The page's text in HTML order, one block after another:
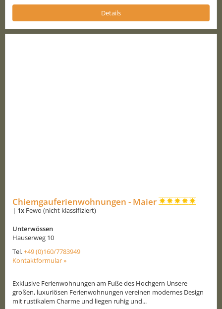
Details
Chiemgauferienwohnungen - Maier
| 1x Fewo (nicht klassifiziert)
Unterwössen
Hauserweg 10
Tel.+49 (0)160/7783949
Kontaktformular »
Exklusive Ferienwohnungen am Fuße des Hochgern Unsere
großen, luxuriösen Ferienwohnungen vereinen modernes Design
mit rustikalem Charme und liegen ruhig und...